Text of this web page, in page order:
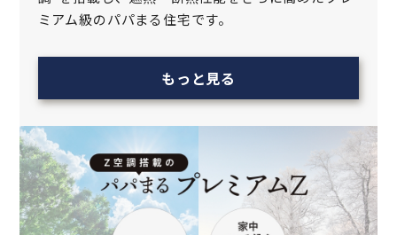
ミアム級のパパまる住宅です。
もっと見る